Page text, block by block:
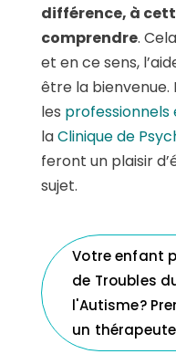
différence, à
comprendre.
et en ce sens,
être la bienvenue.
les professionnels
laClinique de
feront un plaisir
sujet.
Votre enfant
de Troubles
l'Autisme?
un thérapeute